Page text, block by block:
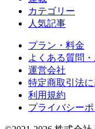
カテゴリー
人気記事
プラン・料金
よくある質問
運営会社
特定商取引法
利用規約
プライバシー